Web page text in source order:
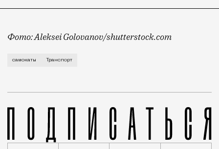
Фото: Aleksei Golovanov/shutterstock.com
Сергей Собянин продолжает публиковать
самокаты Транспорт